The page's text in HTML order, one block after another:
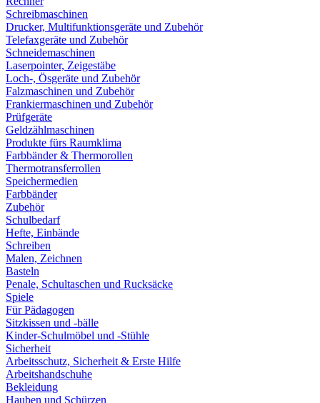
Schreibmaschinen
Drucker, Multifunktionsgeräte und Zubehör
Telefaxgeräte und Zubehör
Schneidemaschinen
Laserpointer, Zeigestäbe
Loch-, Ösgeräte und Zubehör
Falzmaschinen und Zubehör
Frankiermaschinen und Zubehör
Prüfgeräte
Geldzählmaschinen
Produkte fürs Raumklima
Farbbänder & Thermorollen
Thermotransferrollen
Speichermedien
Farbbänder
Zubehör
Schulbedarf
Hefte, Einbände
Schreiben
Malen, Zeichnen
Basteln
Penale, Schultaschen und Rucksäcke
Spiele
Für Pädagogen
Sitzkissen und -bälle
Kinder-Schulmöbel und -Stühle
Sicherheit
Arbeitsschutz, Sicherheit & Erste Hilfe
Arbeitshandschuhe
Bekleidung
Hauben und Schürzen